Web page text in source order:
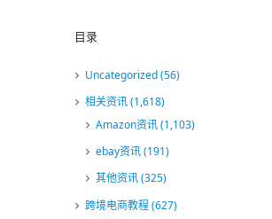
目录
Uncategorized(56)
相关资讯(1,618)
Amazon资讯(1,103)
ebay资讯(191)
其他资讯(325)
跨境电商教程(627)